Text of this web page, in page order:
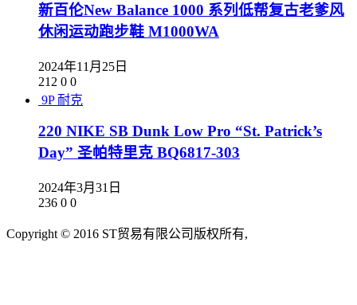
新百伦New Balance 1000 系列低帮复古老爹风
休闲运动跑步鞋 M1000WA
2024年11月25日
212 0 0
9P 耐克
220 NIKE SB Dunk Low Pro “St. Patrick’s
Day” 圣帕特里克 BQ6817-303
2024年3月31日
236 0 0
Copyright © 2016 ST贸易有限公司版权所有,